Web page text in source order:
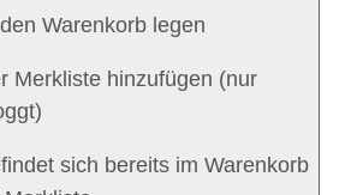
Warenkorb legen
Merkliste hinzufügen (nur
sich bereits im Warenkorb